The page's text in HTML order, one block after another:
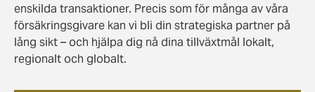
enskilda transaktioner. Precis som för många av våra
försäkringsgivare kan vi bli din strategiska partner på
lång sikt – och hjälpa dig nå dina tillväxtmål lokalt,
regionalt och globalt.